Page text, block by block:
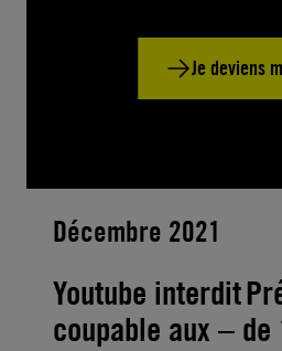
Je deviens
Décembre 2021
Youtube interdit
coupable aux – de